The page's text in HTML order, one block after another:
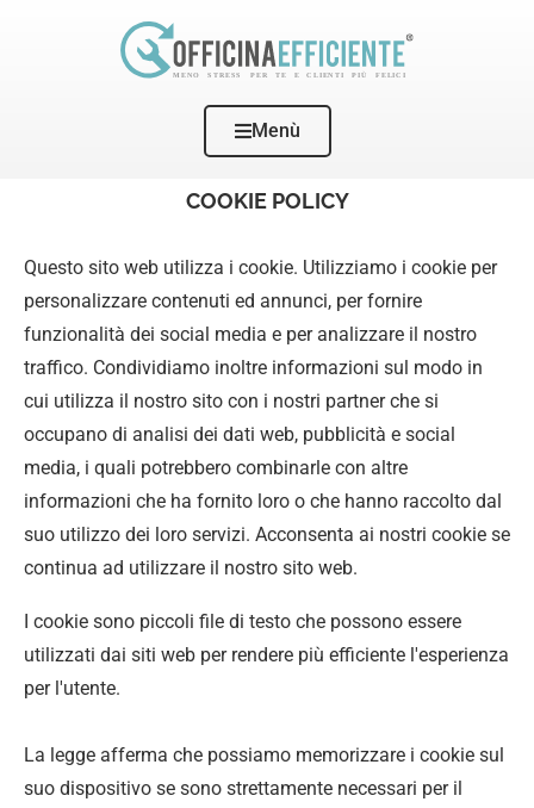
Menù
Cookie policy
COOKIE POLICY
Questo sito web utilizza i cookie. Utilizziamo i cookie per
personalizzare contenuti ed annunci, per fornire
funzionalità dei social media e per analizzare il nostro
traffico. Condividiamo inoltre informazioni sul modo in
cui utilizza il nostro sito con i nostri partner che si
occupano di analisi dei dati web, pubblicità e social
media, i quali potrebbero combinarle con altre
informazioni che ha fornito loro o che hanno raccolto dal
suo utilizzo dei loro servizi. Acconsenta ai nostri cookie se
continua ad utilizzare il nostro sito web.
I cookie sono piccoli file di testo che possono essere
utilizzati dai siti web per rendere più efficiente l'esperienza
per l'utente.
La legge afferma che possiamo memorizzare i cookie sul
suo dispositivo se sono strettamente necessari per il